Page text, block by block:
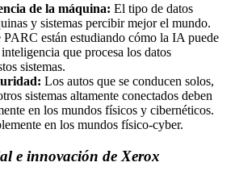
de la máquina: El tipo de datos
y sistemas percibir mejor el mundo.
PARC están estudiando cómo la IA puede
que procesa los datos
sistemas.
Los autos que se conducen solos,
sistemas altamente conectados deben
en los mundos físicos y cibernéticos.
en los mundos físico-cyber.
e innovación de Xerox